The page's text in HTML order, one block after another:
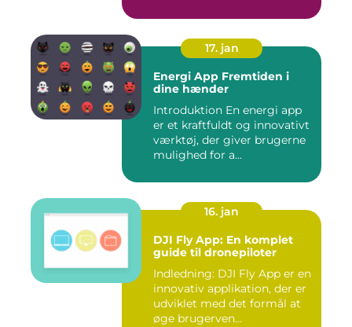
17. jan
Energi App Fremtiden i
dine hænder
Introduktion En energi app
er et kraftfuldt og innovativt
værktøj, der giver brugerne
mulighed for a...
16. jan
DJI Fly App: En komplet
guide til dronepiloter
Indledning: DJI Fly App er en
innovativ applikation, der er
udviklet med det formål at
øge brugerven...